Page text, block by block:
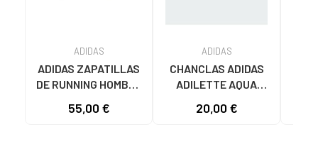
ADIDAS
ADIDAS ZAPATILLAS
DE RUNNING HOMBRE
GRIS VARIOS
55,00 €
ADIDAS
CHANCLAS ADIDAS
ADILETTE AQUA
AZUL AZUL
20,00 €